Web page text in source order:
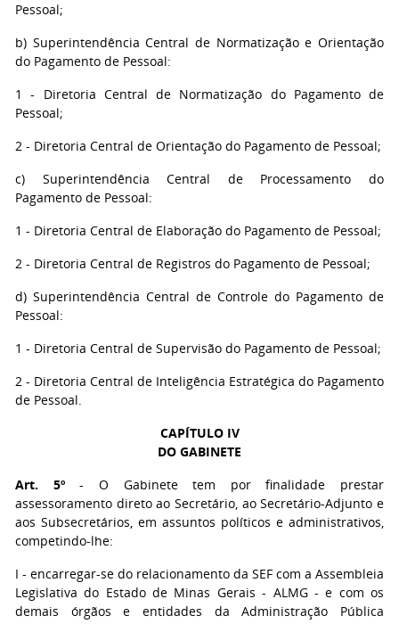
Pessoal;
b) Superintendência Central de Normatização e Orientação
do Pagamento de Pessoal:
1 - Diretoria Central de Normatização do Pagamento de
Pessoal;
2 - Diretoria Central de Orientação do Pagamento de Pessoal;
c) Superintendência Central de Processamento do
Pagamento de Pessoal:
1 - Diretoria Central de Elaboração do Pagamento de Pessoal;
2 - Diretoria Central de Registros do Pagamento de Pessoal;
d) Superintendência Central de Controle do Pagamento de
Pessoal:
1 - Diretoria Central de Supervisão do Pagamento de Pessoal;
2 - Diretoria Central de Inteligência Estratégica do Pagamento
de Pessoal.
CAPÍTULO IV
DO GABINETE
Art. 5º- O Gabinete tem por finalidade prestar
assessoramento direto ao Secretário, ao Secretário-Adjunto e
aos Subsecretários, em assuntos políticos e administrativos,
competindo-lhe:
I - encarregar-se do relacionamento da SEF com a Assembleia
Legislativa do Estado de Minas Gerais - ALMG - e com os
demais órgãos e entidades da Administração Pública